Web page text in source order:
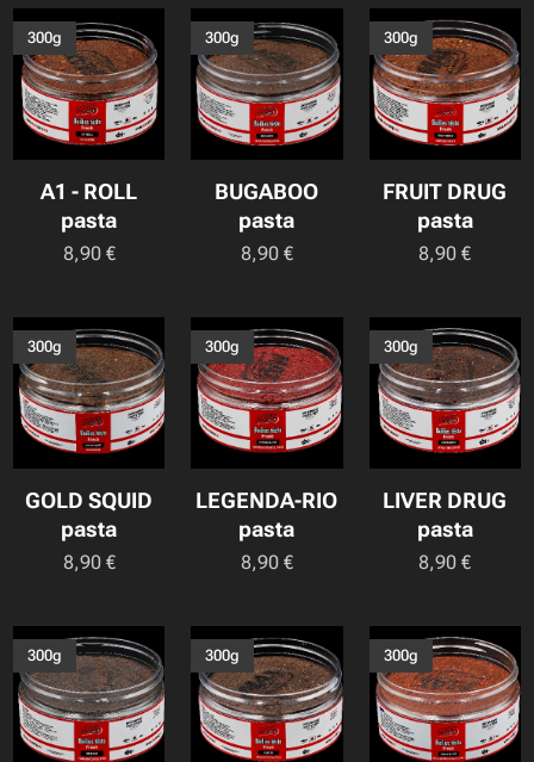
A1 - ROLL
pasta
300g
8,90€
BUGABOO
pasta
300g
8,90€
FRUIT DRUG
pasta
300g
8,90 €
GOLD SQUID
pasta
300g
8,90€
LEGENDA-RIO
pasta
300g
8,90€
LIVER DRUG
pasta
300g
8,90 €
300g 300g 300g